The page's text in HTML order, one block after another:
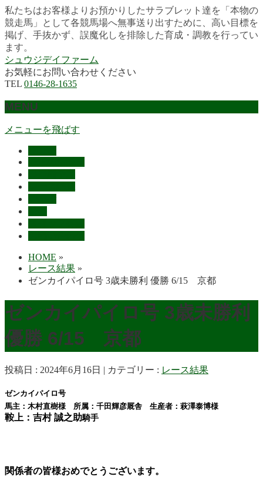
私たちはお客様よりお預かりしたサラブレット達を「本物の
競走馬」として各競馬場へ無事送り出すために、高い目標を
掲げ、手抜かず、誤魔化しを排除した育成・調教を行ってい
ます。
シュウジデイファーム
お気軽にお問い合わせください
TEL 0146-28-1635
MENU
メニューを飛ばす
HOME »
レース結果 »
ゼンカイパイロ号 3歳未勝利 優勝 6/15 京都
ゼンカイパイロ号 3歳未勝利
優勝 6/15 京都
投稿日 : 2024年6月16日 カテゴリー : レース結果
ゼンカイパイロ号
馬主：木村直樹様 所属：千田輝彦厩舎 生産者：萩澤泰博様
鞍上：吉村 誠之助騎手
関係者の皆様おめでとうございます。